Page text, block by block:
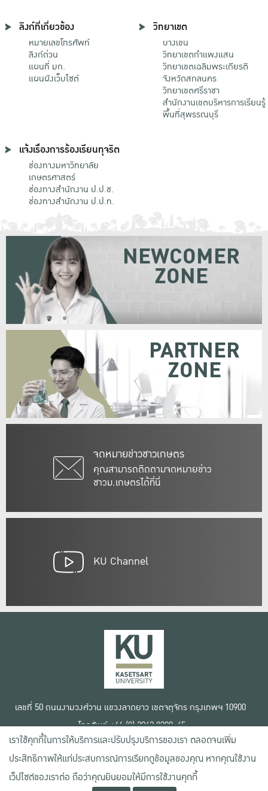
ลิงก์ที่เกี่ยวข้อง
หมายเลขโทรศัพท์
ลิงก์ด่วน
แผนที่ มก.
แผนผังเว็บไซต์
วิทยาเขต
บางเขน
วิทยาเขตกําแพงแสน
วิทยาเขตเฉลิมพระเกียรติ
จังหวัดสกลนคร
วิทยาเขตศรีราชา
สำนักงานเขตบริหารการเรียนรู้
พื้นที่สุพรรณบุรี
แจ้งเรื่องการร้องเรียนทุจริต
ช่องทางมหาวิทยาลัย
เกษตรศาสตร์
ช่องทางสำนักงาน ป.ป.ช.
ช่องทางสำนักงาน ป.ป.ท.
จดหมายข่าวชาวเกษตร
คุณสามารถติดตามจดหมายข่าว
ชาวม.เกษตรได้ที่นี่
NEWCOMER
ZONE
PARTNER
ZONE
KU Channel
เลขที่ 50 ถนนงามวงศ์วาน แขวงลาดยาว เขตจตุจักร กรุงเทพฯ 10900
โทรศัพท์ +66 (0) 2942 8200-45
เงื่อนไขการใช้งานเว็บไซต์
ข้อตกลงด้านสิทธิ์ใช้งาน
นโยบายความเป็นส่วนตัว
เราใช้คุกกี้ในการให้บริการและปรับปรุงบริการของเรา ตลอดจนเพิ่ม
ประสิทธิภาพให้แก่ประสบการณ์การเรียกดูข้อมูลของคุณ หากคุณใช้งาน
เว็ปไซต์ของเราต่อ ถือว่าคุณยินยอมให้มีการใช้งานคุกกี้